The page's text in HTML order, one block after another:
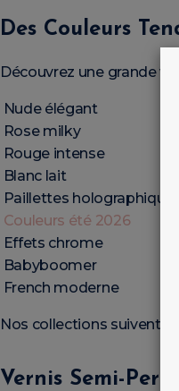
Des Couleurs
Découvrez une grande
Nude élégant
Rose milky
Rouge intense
Blanc lait
Paillettes holographiques
Couleurs été 2026
Effets chrome
Babyboomer
French moderne
Nos collections suivent
Vernis Semi-